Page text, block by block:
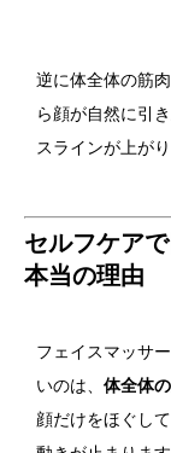
逆に体全体の筋
ら顔が自然に引
スラインが上がり
セルフケア
本当の理由
フェイスマッサ
いのは、 体全体
顔だけをほぐし